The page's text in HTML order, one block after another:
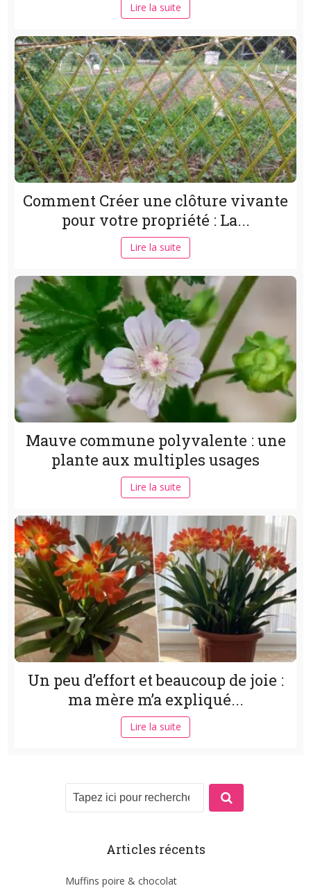
Lire la suite
Comment Créer une clôture vivante
pour votre propriété : La...
Lire la suite
Mauve commune polyvalente : une
plante aux multiples usages
Lire la suite
Un peu d’effort et beaucoup de joie :
ma mère m’a expliqué...
Lire la suite
Articles récents
Muffins poire & chocolat